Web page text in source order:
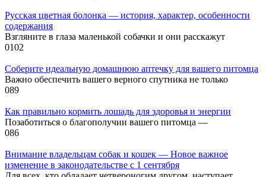
Русская цветная болонка — история, характер, особенности
содержания
Взгляните в глаза маленькой собачки и они расскажут
0102
Соберите идеальную домашнюю аптечку для вашего питомца
Важно обеспечить вашего верного спутника не только
089
Как правильно кормить лошадь для здоровья и энергии
Позаботиться о благополучии вашего питомца —
086
Внимание владельцам собак и кошек — Новое важное
изменение в законодательстве с 1 сентября